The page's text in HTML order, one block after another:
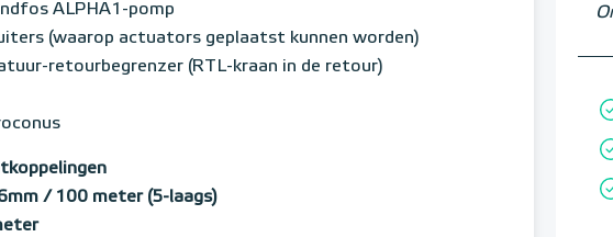
ALPHA1-pomp
(waarop actuators geplaatst kunnen worden)
retourbegrenzer (RTL-kraan in de retour)
/ 100 meter (5-laags)